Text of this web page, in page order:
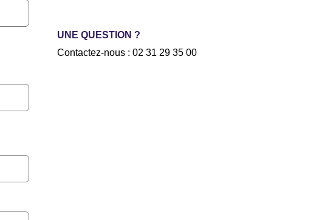
UNE QUESTION ?
Contactez-nous : 02 31 29 35 00